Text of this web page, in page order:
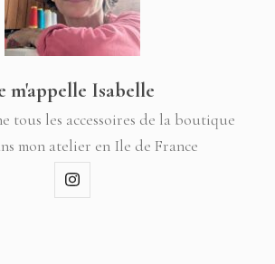
m'appelle Isabelle
tous les accessoires de la boutique
mon atelier en Ile de France